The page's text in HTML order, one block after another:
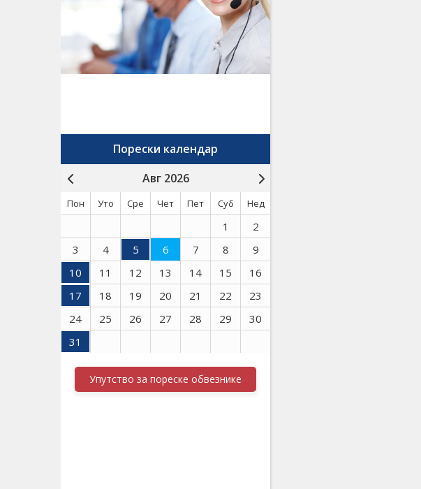
Порески календар
Авг 2026
Пон Уто Сре Чет Пет Суб Нед
1
2
3
4 5 6 7 8
9
10
11 12 13 14 15
16
17
18 19 20 21 22
23
24
25 26 27 28 29
30
31
Упутство за пореске обвезнике